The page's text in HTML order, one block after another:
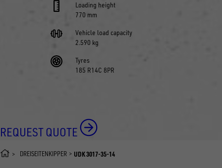
Loading height
770 mm
Vehicle load capacity
2.590 kg
Tyres
185 R14C 8PR
REQUEST QUOTE
DREISEITENKIPPER UDK 3017-35-14